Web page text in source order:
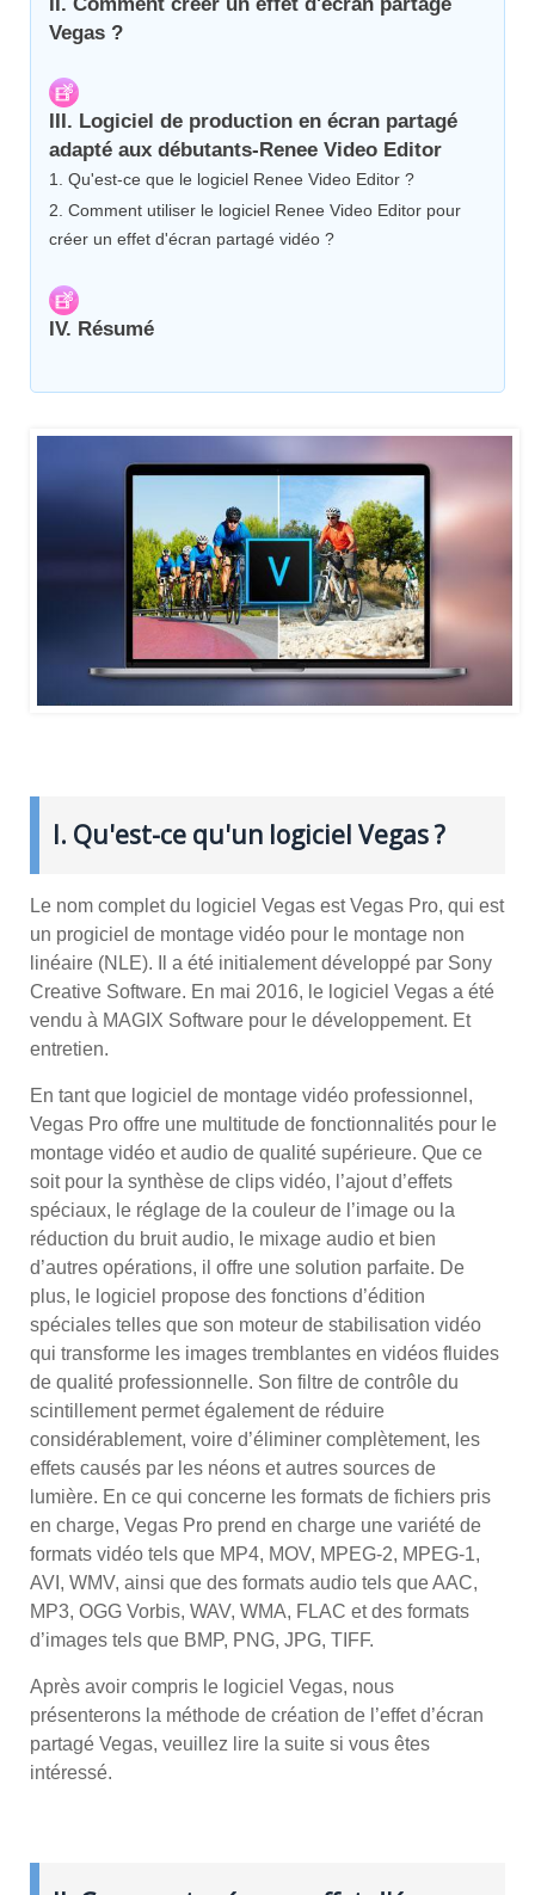
Vegas ?
III. Logiciel de production en écran partagé
adapté aux débutants-Renee Video Editor
1. Qu'est-ce que le logiciel Renee Video Editor ?
2. Comment utiliser le logiciel Renee Video Editor pour
créer un effet d'écran partagé vidéo ?
IV. Résumé
I. Qu'est-ce qu'un logiciel Vegas ?
Le nom complet du logiciel Vegas est Vegas Pro, qui est
un progiciel de montage vidéo pour le montage non
linéaire (NLE). Il a été initialement développé par Sony
Creative Software. En mai 2016, le logiciel Vegas a été
vendu à MAGIX Software pour le développement. Et
entretien.
En tant que logiciel de montage vidéo professionnel,
Vegas Pro offre une multitude de fonctionnalités pour le
montage vidéo et audio de qualité supérieure. Que ce
soit pour la synthèse de clips vidéo, l’ajout d’effets
spéciaux, le réglage de la couleur de l’image ou la
réduction du bruit audio, le mixage audio et bien
d’autres opérations, il offre une solution parfaite. De
plus, le logiciel propose des fonctions d’édition
spéciales telles que son moteur de stabilisation vidéo
qui transforme les images tremblantes en vidéos fluides
de qualité professionnelle. Son filtre de contrôle du
scintillement permet également de réduire
considérablement, voire d’éliminer complètement, les
effets causés par les néons et autres sources de
lumière. En ce qui concerne les formats de fichiers pris
en charge, Vegas Pro prend en charge une variété de
formats vidéo tels que MP4, MOV, MPEG-2, MPEG-1,
AVI, WMV, ainsi que des formats audio tels que AAC,
MP3, OGG Vorbis, WAV, WMA, FLAC et des formats
d’images tels que BMP, PNG, JPG, TIFF.
Après avoir compris le logiciel Vegas, nous
présenterons la méthode de création de l’effet d’écran
partagé Vegas, veuillez lire la suite si vous êtes
intéressé.